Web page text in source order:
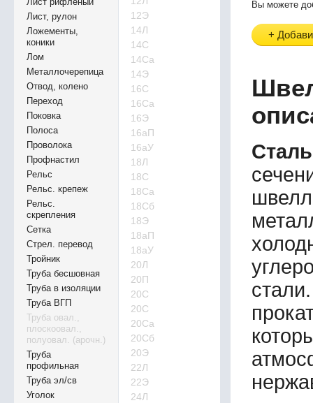
Лист, рулон
Ложементы,
коники
Лом
Металлочерепица
Отвод, колено
Переход
Поковка
Полоса
Проволока
Профнастил
Рельс
Рельс. крепеж
Рельс.
скрепления
Сетка
Стрел. перевод
Тройник
Труба бесшовная
Труба в изоляции
Труба ВГП
Труба овал.,
плоскоовал.,
полуовал. (арочн.)
Труба
профильная
Труба эл/св
Уголок
12Э
14Л
14С
14Са
14Э
16С
16Са
16Э
16аП
16аУ
18Л
18С
18Са
18Сб
18Э
18аП
18аУ
20Л
20П
20С
20С
20Са
20Сб
20Э
22Л
22Э
24Л
Вы можете
+